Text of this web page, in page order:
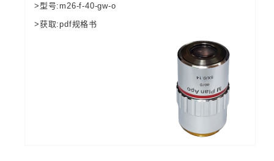
>型号:m26-f-40-gw-o
>获取:pdf规格书